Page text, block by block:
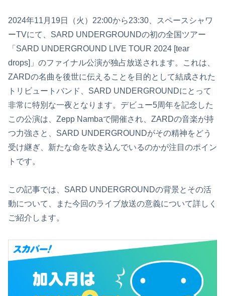
2024年11月19日（火）22:00から23:30、スペースシャワ
ーTVにて、SARD UNDERGROUNDの初の全国ツアー
「SARD UNDERGROUND LIVE TOUR 2024 [tear
drops]」のファイナル公演が独占放送されます。これは、
ZARDの名曲を後世に伝えることを目的として結成された
トリビュートバンド、SARD UNDERGROUNDにとって
非常に特別な一夜となります。デビュー5周年を記念した
この公演は、Zepp Nambaで開催され、ZARDの音楽が持
つ力強さと、SARD UNDERGROUNDがその精神をどう
受け継ぎ、新たな命を吹き込んでいるのかが注目のポイン
トです。
この記事では、SARD UNDERGROUNDの背景とその活
動について、また今回のライブ放送の意義について詳しく
ご紹介します。